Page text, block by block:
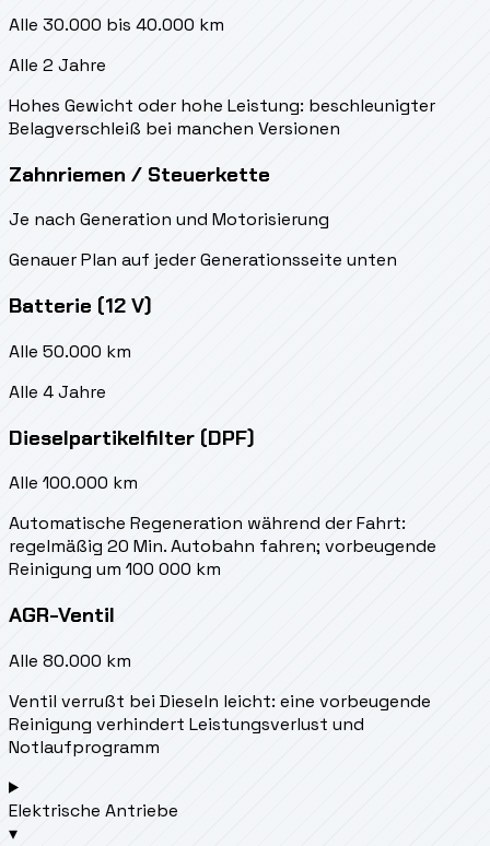
Alle 30.000 bis 40.000 km
Alle 2 Jahre
Hohes Gewicht oder hohe Leistung: beschleunigter
Belagverschleiß bei manchen Versionen
Zahnriemen / Steuerkette
Je nach Generation und Motorisierung
Genauer Plan auf jeder Generationsseite unten
Batterie (12 V)
Alle 50.000 km
Alle 4 Jahre
Dieselpartikelfilter (DPF)
Alle 100.000 km
Automatische Regeneration während der Fahrt:
regelmäßig 20 Min. Autobahn fahren; vorbeugende
Reinigung um 100 000 km
AGR-Ventil
Alle 80.000 km
Ventil verrußt bei Dieseln leicht: eine vorbeugende
Reinigung verhindert Leistungsverlust und
Notlaufprogramm
Elektrische Antriebe
▾